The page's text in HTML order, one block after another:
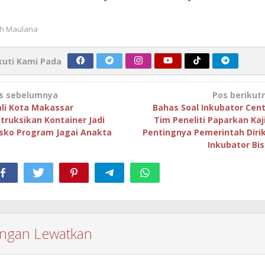
Maulana
Kami Pada
sebelumnya
Kota Makassar
Kontainer Jadi
Program Jagai Anakta
Pos
Bahas Soal Inkubator
Tim Peneliti Paparkan
Pentingnya Pemerintah
Inkubator
Lewatkan